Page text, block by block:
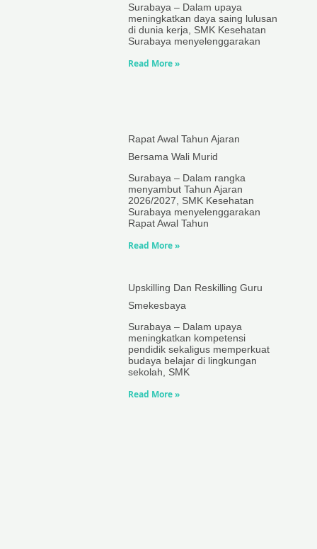
Surabaya – Dalam upaya
meningkatkan daya saing lulusan
di dunia kerja, SMK Kesehatan
Surabaya menyelenggarakan
Read More »
Rapat Awal Tahun Ajaran
Bersama Wali Murid
Surabaya – Dalam rangka
menyambut Tahun Ajaran
2026/2027, SMK Kesehatan
Surabaya menyelenggarakan
Rapat Awal Tahun
Read More »
Upskilling Dan Reskilling Guru
Smekesbaya
Surabaya – Dalam upaya
meningkatkan kompetensi
pendidik sekaligus memperkuat
budaya belajar di lingkungan
sekolah, SMK
Read More »